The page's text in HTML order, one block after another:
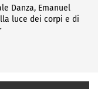
Danza, Emanuel
luce dei corpi e di